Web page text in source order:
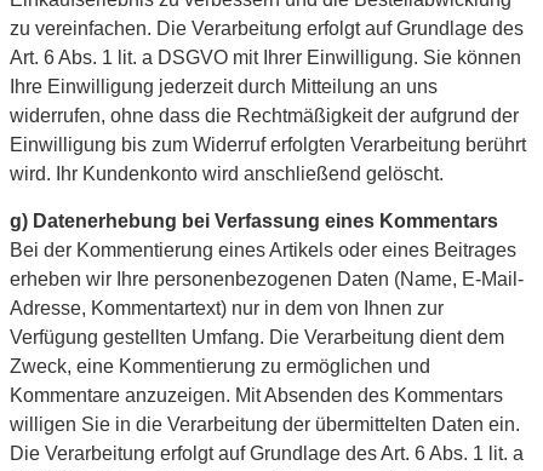
zu vereinfachen. Die Verarbeitung erfolgt auf Grundlage des
Art. 6 Abs. 1 lit. a DSGVO mit Ihrer Einwilligung. Sie können
Ihre Einwilligung jederzeit durch Mitteilung an uns
widerrufen, ohne dass die Rechtmäßigkeit der aufgrund der
Einwilligung bis zum Widerruf erfolgten Verarbeitung berührt
wird. Ihr Kundenkonto wird anschließend gelöscht.
g) Datenerhebung bei Verfassung eines Kommentars
Bei der Kommentierung eines Artikels oder eines Beitrages
erheben wir Ihre personenbezogenen Daten (Name, E-Mail-
Adresse, Kommentartext) nur in dem von Ihnen zur
Verfügung gestellten Umfang. Die Verarbeitung dient dem
Zweck, eine Kommentierung zu ermöglichen und
Kommentare anzuzeigen. Mit Absenden des Kommentars
willigen Sie in die Verarbeitung der übermittelten Daten ein.
Die Verarbeitung erfolgt auf Grundlage des Art. 6 Abs. 1 lit. a